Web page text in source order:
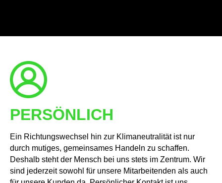
PERSÖNLICH
Ein Richtungswechsel hin zur Klimaneutralität ist nur
durch mutiges, gemeinsames Handeln zu schaffen.
Deshalb steht der Mensch bei uns stets im Zentrum. Wir
sind jederzeit sowohl für unsere Mitarbeitenden als auch